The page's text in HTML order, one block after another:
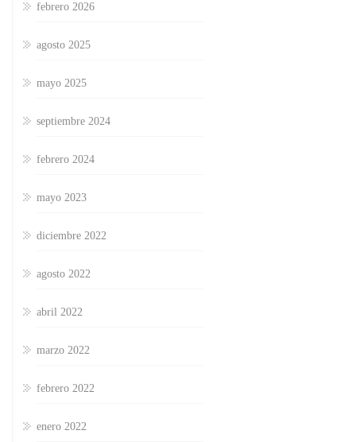
febrero 2026
agosto 2025
mayo 2025
septiembre 2024
febrero 2024
mayo 2023
diciembre 2022
agosto 2022
abril 2022
marzo 2022
febrero 2022
enero 2022